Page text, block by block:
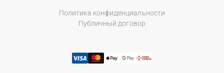
Политика конфиденциальности
Публичный договор